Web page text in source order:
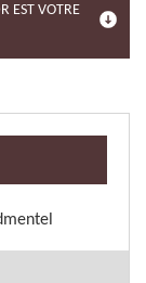
EST VOTRE